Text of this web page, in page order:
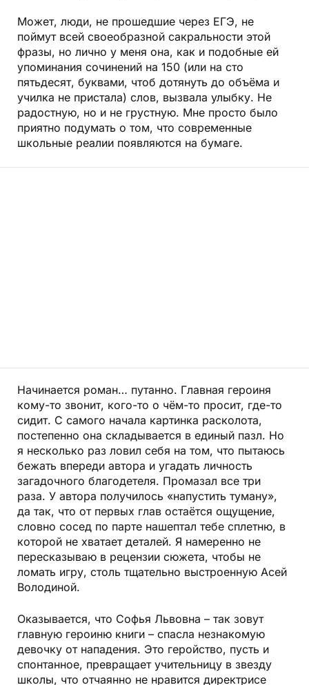
Может, люди, не прошедшие через ЕГЭ, не
поймут всей своеобразной сакральности этой
фразы, но лично у меня она, как и подобные ей
упоминания сочинений на 150 (или на сто
пятьдесят, буквами, чтоб дотянуть до объёма и
училка не пристала) слов, вызвала улыбку. Не
радостную, но и не грустную. Мне просто было
приятно подумать о том, что современные
школьные реалии появляются на бумаге.
Начинается роман… путанно. Главная героиня
кому-то звонит, кого-то о чём-то просит, где-то
сидит. С самого начала картинка расколота,
постепенно она складывается в единый пазл. Но
я несколько раз ловил себя на том, что пытаюсь
бежать впереди автора и угадать личность
загадочного благодетеля. Промазал все три
раза. У автора получилось «напустить туману»,
да так, что от первых глав остаётся ощущение,
словно сосед по парте нашептал тебе сплетню, в
которой не хватает деталей. Я намеренно не
пересказываю в рецензии сюжета, чтобы не
ломать игру, столь тщательно выстроенную Асей
Володиной.
Оказывается, что Софья Львовна – так зовут
главную героиню книги – спасла незнакомую
девочку от нападения. Это геройство, пусть и
спонтанное, превращает учительницу в звезду
школы, что отчаянно не нравится директрисе